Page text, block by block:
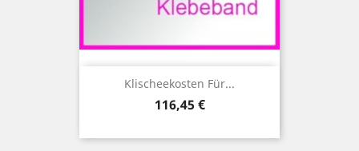
Klischeekosten Für...
Preis
116,45 €